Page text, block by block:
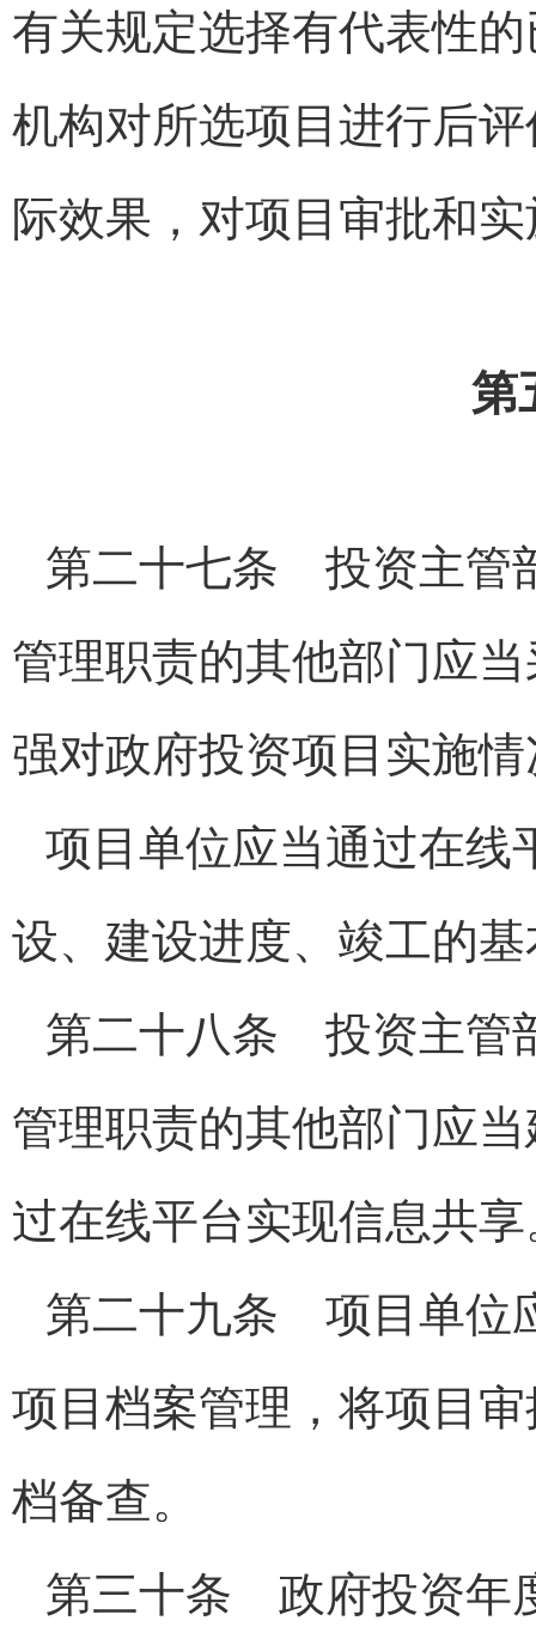
有关规定选择有代表性
机构对所选项目进行后
际效果，对项目审批和
第
第二十七条 投资主管
管理职责的其他部门应
强对政府投资项目实施
项目单位应当通过在线
设、建设进度、竣工的
第二十八条 投资主管
管理职责的其他部门应
过在线平台实现信息共
第二十九条 项目单位
项目档案管理，将项目
档备查。
第三十条 政府投资年